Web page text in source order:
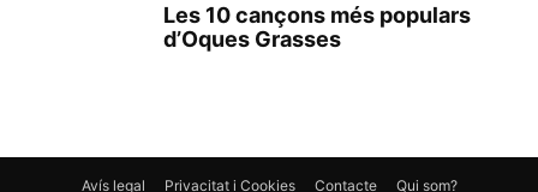
Les 10 cançons més populars
d’Oques Grasses
Avís legal Privacitat i Cookies Contacte Qui som?